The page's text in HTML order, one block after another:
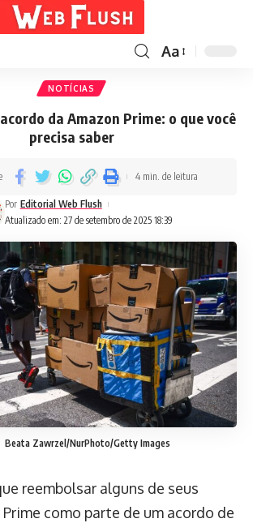
Aa
NOTÍCIAS
da Amazon Prime: o que você
precisa saber
Atualizado em: 27 de setembro de 2025 18:39
Por Editorial Web Flush
4 min. de leitura
Beata Zawrzel/NurPhoto/Getty Images
reembolsar alguns de seus
como parte de um acordo de